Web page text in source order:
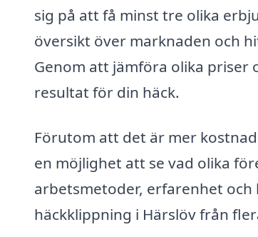
sig på att få minst tre olika
översikt över marknaden och
Genom att jämföra olika priser
resultat för din häck.
Förutom att det är mer
en möjlighet att se vad olika
arbetsmetoder, erfarenhet
häckklippning i Härslöv från